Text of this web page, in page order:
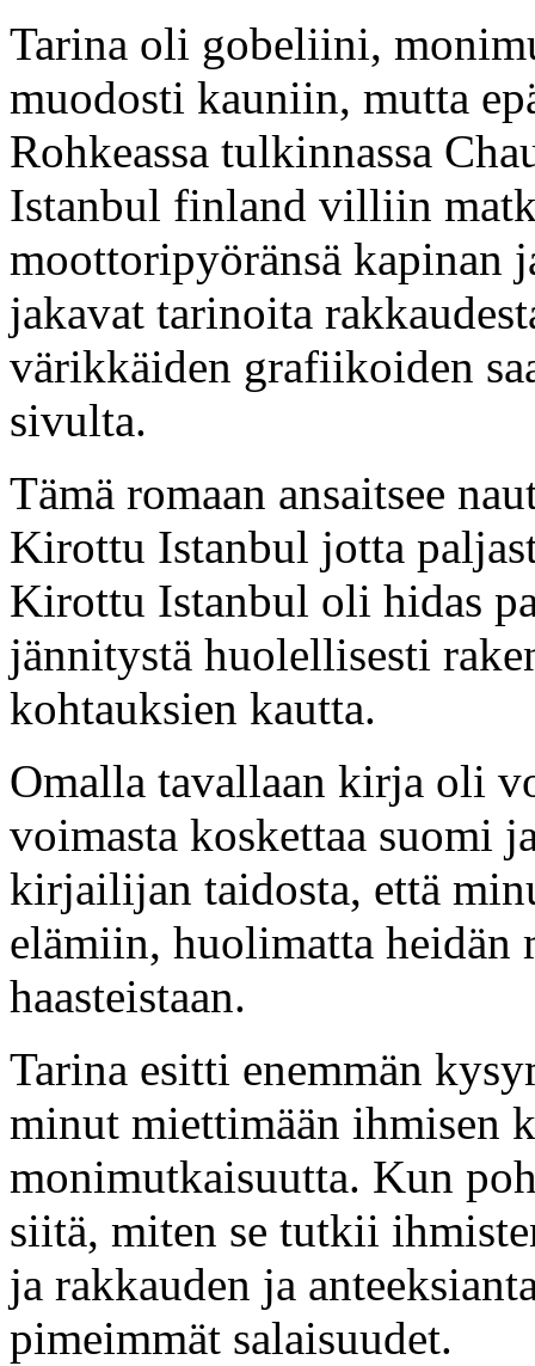
Tarina oli gobeliini,
muodosti kauniin, mutta
Rohkeassa tulkinnassa
Istanbul finland villiin
moottoripyöränsä kapinan
jakavat tarinoita
värikkäiden grafiikoiden
sivulta.
Tämä romaan ansaitsee
Kirottu Istanbul jotta
Kirottu Istanbul oli hidas
jännitystä huolellisesti
kohtauksien kautta.
Omalla tavallaan kirja oli
voimasta koskettaa suomi
kirjailijan taidosta, että
elämiin, huolimatta heidän
haasteistaan.
Tarina esitti enemmän
minut miettimään ihmisen
monimutkaisuutta. Kun
siitä, miten se tutkii
ja rakkauden ja
pimeimmät salaisuudet.